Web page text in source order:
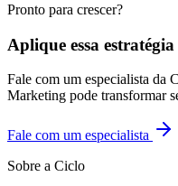
Pronto para crescer?
Aplique essa
Fale com um especialista da
Marketing pode transformar
Fale com um especialista
Sobre a Ciclo